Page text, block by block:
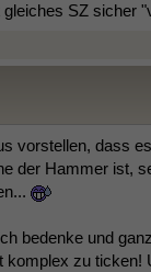
SZ sicher
vorstellen, dass
der Hammer ist,
bedenke und
komplex zu ticken!